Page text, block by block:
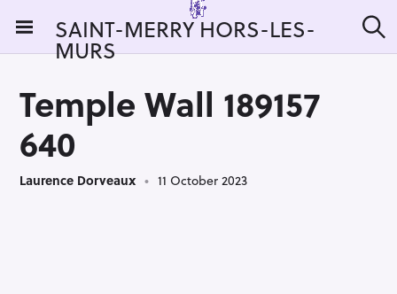
i
SAINT-MERRY HORS-LES-
MURS e
Temple Wall 189157
640
Laurence Dorveaux 11 October 2023